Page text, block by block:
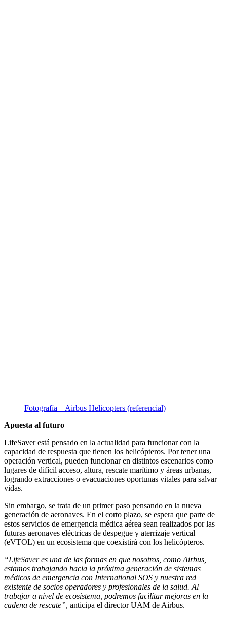
Fotografía – Airbus Helicopters (referencial)
Apuesta al futuro
LifeSaver está pensado en la actualidad para funcionar con la
capacidad de respuesta que tienen los helicópteros. Por tener una
operación vertical, pueden funcionar en distintos escenarios como
lugares de difícil acceso, altura, rescate marítimo y áreas urbanas,
logrando extracciones o evacuaciones oportunas vitales para salvar
vidas.
Sin embargo, se trata de un primer paso pensando en la nueva
generación de aeronaves. En el corto plazo, se espera que parte de
estos servicios de emergencia médica aérea sean realizados por las
futuras aeronaves eléctricas de despegue y aterrizaje vertical
(eVTOL) en un ecosistema que coexistirá con los helicópteros.
“LifeSaver es una de las formas en que nosotros, como Airbus,
estamos trabajando hacia la próxima generación de sistemas
médicos de emergencia con International SOS y nuestra red
existente de socios operadores y profesionales de la salud. Al
trabajar a nivel de ecosistema, podremos facilitar mejoras en la
cadena de rescate”, anticipa el director UAM de Airbus.